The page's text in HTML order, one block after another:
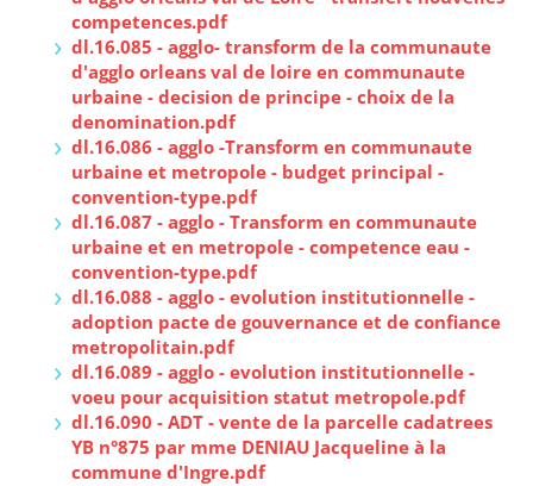
competences.pdf
dl.16.085 - agglo- transform de la communaute
d'agglo orleans val de loire en communaute
urbaine - decision de principe - choix de la
denomination.pdf
dl.16.086 - agglo -Transform en communaute
urbaine et metropole - budget principal -
convention-type.pdf
dl.16.087 - agglo - Transform en communaute
urbaine et en metropole - competence eau -
convention-type.pdf
dl.16.088 - agglo - evolution institutionnelle -
adoption pacte de gouvernance et de confiance
metropolitain.pdf
dl.16.089 - agglo - evolution institutionnelle -
voeu pour acquisition statut metropole.pdf
dl.16.090 - ADT - vente de la parcelle cadatrees
YB n°875 par mme DENIAU Jacqueline à la
commune d'Ingre.pdf